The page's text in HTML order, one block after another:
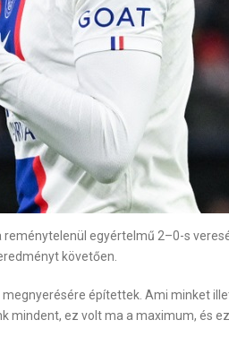
reménytelenül egyértelmű 2–0-s
követően.
építettek. Ami minket
ez volt ma a maximum, és ez